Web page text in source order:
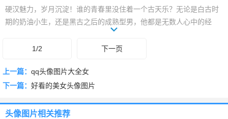
硬汉魅力，岁月沉淀！谁的青春里没住着一个古天乐？无论是白古时
期的奶油小生，还是黑古之后的成熟型男，他都是无数人心中的经
典。这里精选了一批古天乐头像图片，从《神雕侠侣》的杨过，到
《寻秦记》的项少龙，再到各种现代警匪片中的硬汉形象，总有一款
一起感受岁月的力量和不变的初心！快来挑选你最心仪的一张吧！
1/2 下一页
上一篇： qq头像图片大全女
下一篇： 好看的美女头像图片
头像图片相关推荐